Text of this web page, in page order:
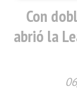
Con
abrió la